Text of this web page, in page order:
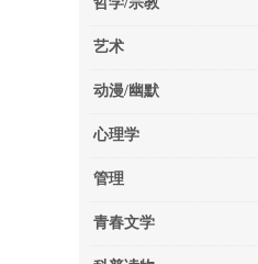
艺术
动漫/幽默
心理学
管理
青春文学